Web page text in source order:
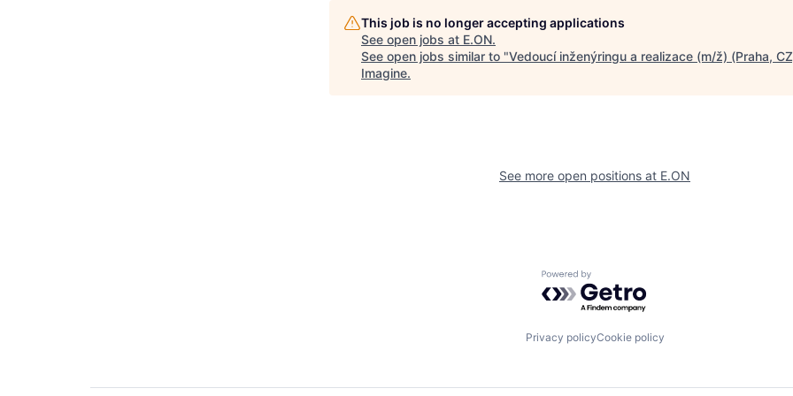
This job is no longer accepting applications
See open jobs at E.ON.
See open jobs similar to "Vedoucí inženýringu a realizace (m/ž) (Praha,
Imagine.
See more open positions at E.ON
Powered by Getro.com
Privacy policyCookie policy